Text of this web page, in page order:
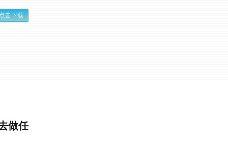
击下载
做任